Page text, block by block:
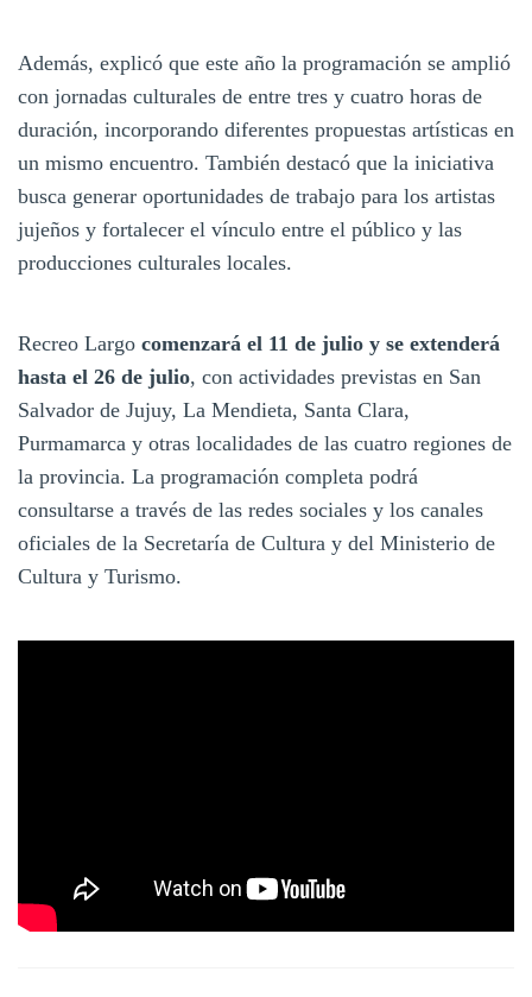
Además, explicó que este año la programación se amplió
con jornadas culturales de entre tres y cuatro horas de
duración, incorporando diferentes propuestas artísticas en
un mismo encuentro. También destacó que la iniciativa
busca generar oportunidades de trabajo para los artistas
jujeños y fortalecer el vínculo entre el público y las
producciones culturales locales.
Recreo Largo comenzará el 11 de julio y se extenderá
hasta el 26 de julio, con actividades previstas en San
Salvador de Jujuy, La Mendieta, Santa Clara,
Purmamarca y otras localidades de las cuatro regiones de
la provincia. La programación completa podrá
consultarse a través de las redes sociales y los canales
oficiales de la Secretaría de Cultura y del Ministerio de
Cultura y Turismo.